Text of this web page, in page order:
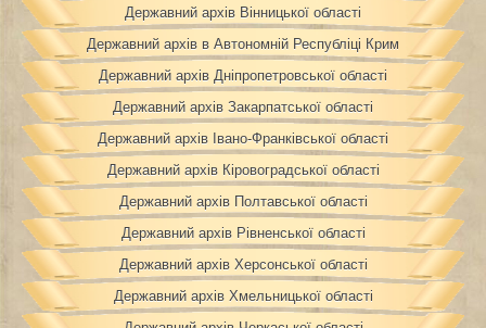
Державний архів Вінницької області
Державний архів в Автономній Республіці Крим
Державний архів Дніпропетровської області
Державний архів Закарпатської області
Державний архів Івано-Франківської області
Державний архів Кіровоградської області
Державний архів Полтавської області
Державний архів Рівненської області
Державний архів Херсонської області
Державний архів Хмельницької області